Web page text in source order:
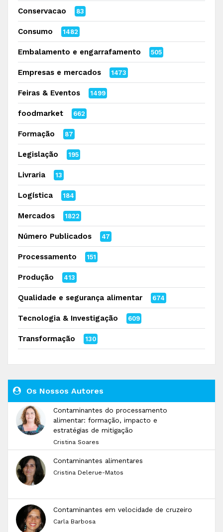
Conservacao 83
Consumo 1482
Embalamento e engarrafamento 505
Empresas e mercados 1473
Feiras & Eventos 1499
foodmarket 662
Formação 87
Legislação 195
Livraria 13
Logística 184
Mercados 1822
Número Publicados 47
Processamento 151
Produção 413
Qualidade e segurança alimentar 674
Tecnologia & Investigação 609
Transformação 130
Os Nossos Autores
Contaminantes do processamento
alimentar: formação, impacto e
estratégias de mitigação
Cristina Soares
Contaminantes alimentares
Cristina Delerue-Matos
Contaminantes em velocidade de cruzeiro
Carla Barbosa